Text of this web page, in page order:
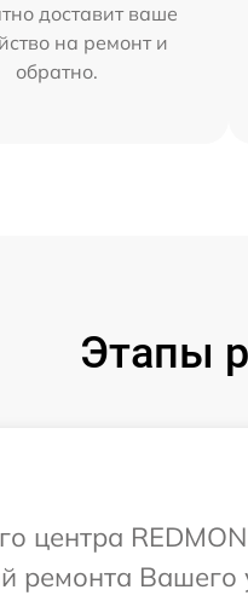
доставит ваше
на ремонт и
обратно.
Этапы
центра
ремонта Вашего